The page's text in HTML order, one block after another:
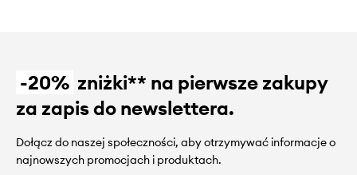
-20% zniżki** na pierwsze zakupy
za zapis do newslettera.
Dołącz do naszej społeczności, aby otrzymywać informacje o
najnowszych promocjach i produktach.